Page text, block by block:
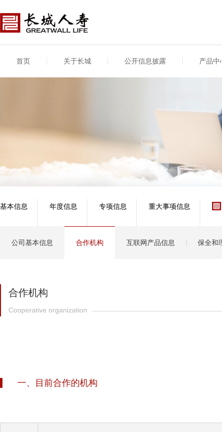
首页 关于长城
企业文化
大事记
公开信息披露
产品公告
新型产品
意外险业务经营情况
保单贷款利率
分红保险盈余计算方
产品中
基本信息 年度信息 专项信息 重大事项信息
公司基本信息 合作机构 互联网产品信息 保全和
合作机构
Cooperative organization
一、目前合作的机构